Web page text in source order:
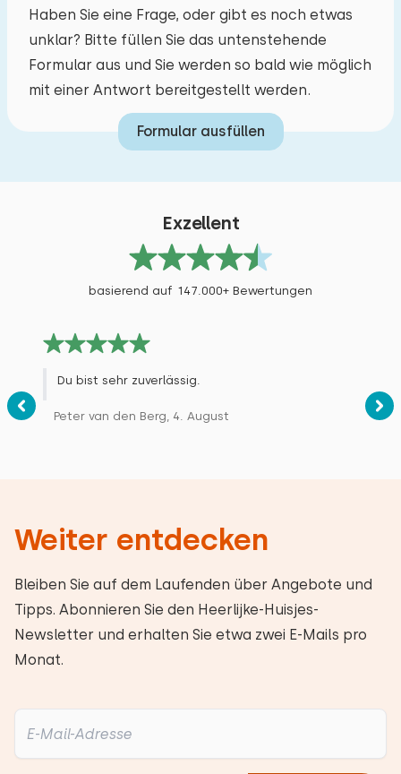
Haben Sie eine Frage, oder gibt es noch etwas
unklar? Bitte füllen Sie das untenstehende
Formular aus und Sie werden so bald wie möglich
mit einer Antwort bereitgestellt werden.
Formular ausfüllen
Exzellent
basierend auf 147.000+ Bewertungen
Du bist sehr zuverlässig.
Peter van den Berg, 4. August
Weiter entdecken
Bleiben Sie auf dem Laufenden über Angebote und
Tipps. Abonnieren Sie den Heerlijke-Huisjes-
Newsletter und erhalten Sie etwa zwei E-Mails pro
Monat.